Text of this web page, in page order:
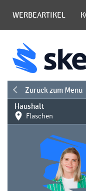
WERBEARTIKEL
Zurück zum Menü
Haushalt
Flaschen